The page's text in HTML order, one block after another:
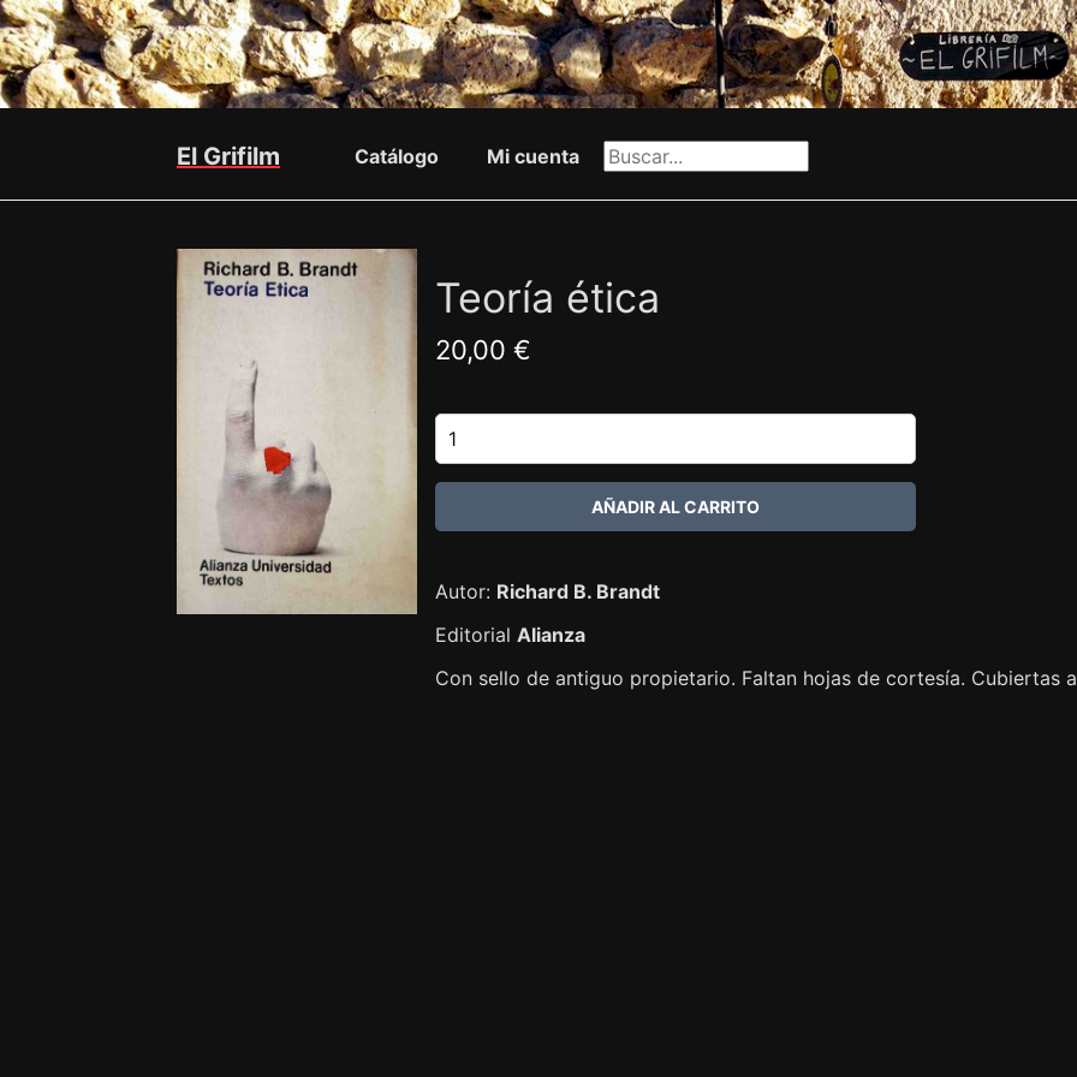
El Grifilm Catálogo Mi cuenta
Teoría ética
20,00 €
Autor: Richard B. Brandt
Editorial Alianza
Con sello de antiguo propietario. Faltan hojas de cortesía. Cubiertas